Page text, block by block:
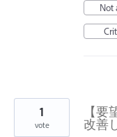
Not
【
改善
1
vote